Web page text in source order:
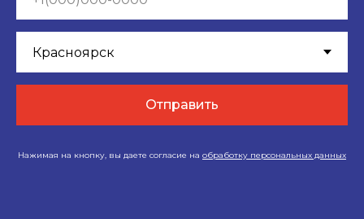
Отправить
Нажимая на кнопку, вы даете согласие на обработку персональных данных